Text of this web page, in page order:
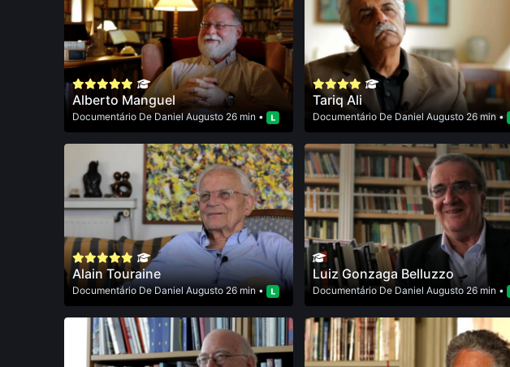
Alberto Manguel
DocumentárioDe Daniel Augusto26 min •
Tariq Ali
Documentário De Daniel Augusto26 min •
Alain Touraine
DocumentárioDeDaniel Augusto26 min •
Luiz Gonzaga Belluzzo
Documentário De Daniel Augusto 26 min •